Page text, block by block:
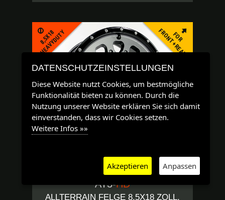
FOR
FRONT+REAR
8,5X18
HEAVYDUTY
8,5X18 HEAVYDUTY
TWIN-MONOTUBE-PROJEKT-
AT3-HD
ALLTERRAIN FELGE 8,5X18 ZOLL,
DATENSCHUTZEINSTELLUNGEN
Diese Website nutzt Cookies, um bestmögliche
Funktionalität bieten zu können. Durch die
Nutzung unserer Website erklären Sie sich damit
einverstanden, dass wir Cookies setzen.
Weitere Infos »»
Akzeptieren Anpassen